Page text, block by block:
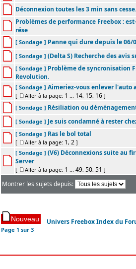
Déconnexion toutes les 3 min sans cesse.
Problèmes de performance Freebox :
rése
[ Sondage ] Panne qui dure depuis le 06/
[ Sondage ] (Delta S) Recherche des avis
[ Sondage ] Problème de syncronisation
Revolution.
[ Sondage ] Aimeriez-vous enlever l'auto
[ Aller à la page: 1 14, 15, 16 ]
[ Sondage ] Résiliation ou
[ Sondage ] Je suis condamné à rester
[ Sondage ] Ras le bol total
[ Aller à la page: 1 , 2 ]
[ Sondage ] (V6) Déconnexions suite au
Server
[ Aller à la page: 1 49, 50, 51 ]
Montrer les sujets depuis:
Univers Freebox Index du
Page1 sur3